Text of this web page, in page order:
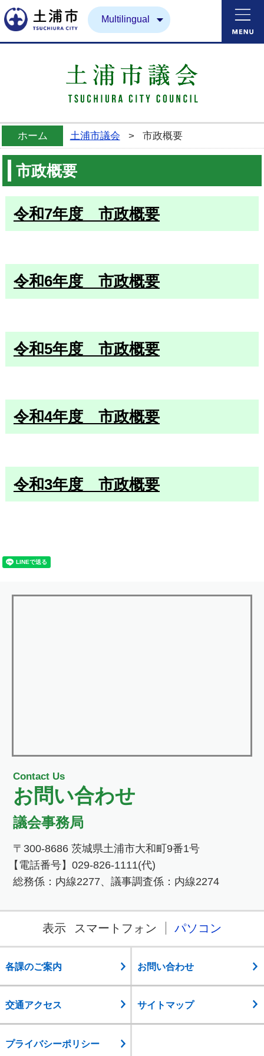
土浦市Multilingual
ホーム 土浦市議会 > 市政概要
市政概要
令和7年度 市政概要
令和6年度 市政概要
令和5年度 市政概要
令和4年度 市政概要
令和3年度 市政概要
Contact Us
お問い合わせ
議会事務局
〒300-8686 茨城県土浦市大和町9番1号
【電話番号】029-826-1111(代)
総務係：内線2277、議事調査係：内線2274
表示 スマートフォン パソコン
各課のご案内 お問い合わせ
交通アクセス サイトマップ
プライバシーポリシー